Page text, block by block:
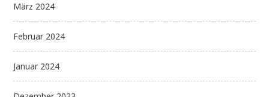
März 2024
Februar 2024
Januar 2024